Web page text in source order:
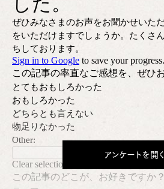
アンケートを開く